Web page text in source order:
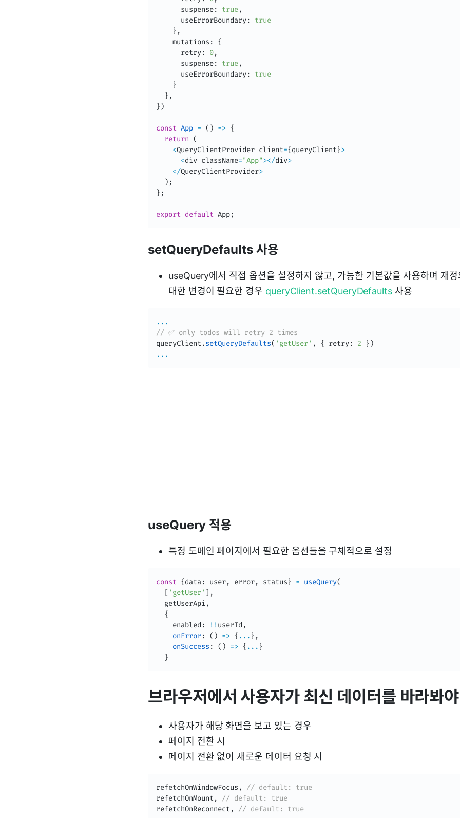
      suspense
: true,
      useErrorBoundary
:
true
} ,
    mutations
:
{
      retry
: 0,
      suspense
: true,
      useErrorBoundary
:
true
}
} ,
} )
const App = ( ) => {
return (
<QueryClientProvider client={queryClient}>
<div className="App"></div>
</QueryClientProvider>
) ;
} ;
export default App;
setQueryDefaults 사용
useQuery에서 직접 옵션을 설정하지 않고, 가능한 기본값을 사용하며 재정
대한 변경이 필요한 경우 queryClient.setQueryDefaults사용
...
// ✅ only todos will retry 2 times
queryClient .setQueryDefaults( 'getUser' , { retry: 2 } )
...
useQuery 적용
특정 도메인 페이지에서 필요한 옵션들을 구체적으로 설정
const {data: user, error, status} = useQuery(
[ 'getUser' ] ,
  getUserApi
,
{
  	enabled
: ! ! userId ,
onError: ( ) => { ... } ,
onSuccess : ( ) => { ... }
}
브라우저에서 사용자가 최신 데이터를 바라봐
사용자가 해당 화면을 보고 있는 경우
페이지 전환 시
페이지 전환 없이 새로운 데이터 요청 시
refetchOnWindowFocus ,
// default: true
refetchOnMount ,
// default: true
refetchOnReconnect , // default: true